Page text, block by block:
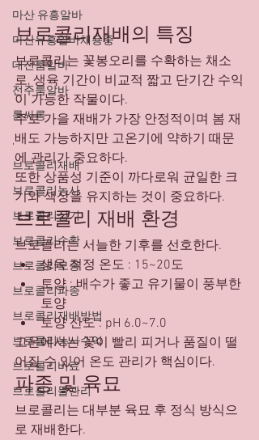
마산 유흥알바
마산유흥알바채용중
대전룸알바
전주룸알바
룸싸롱
,
브로콜리재배
브로콜리농사
브로콜리심기
브로콜리수확
브로콜리모종
브로콜리파종
브로콜리재배방법
브로콜리농사수익
브로콜리비료
브로콜리물관리
브로콜리재배의 특징
브로콜리는 꽃봉오리를 수확하는 채소
로, 생육 기간이 비교적 짧고 단기간 수익
이 가능한 작물이다.
주로 가을 재배가 가장 안정적이며 봄 재
배도 가능하지만 고온기에 약하기 때문
에 관리가 중요하다.
또한 상품성 기준이 까다로워 균일한 크
기와 색상을 유지하는 것이 중요하다.
브로콜리 재배 환경
브로콜리는 서늘한 기후를 선호한다.
생육 적정 온도 : 15~20도
토양 : 배수가 좋고 유기물이 풍부한
토양
토양 산도 : pH 6.0~7.0
고온에서는 꽃이 빨리 피거나 품질이 떨
어질 수 있어 온도 관리가 핵심이다.
파종 및 육묘
브로콜리는 대부분 육묘 후 정식 방식으
로 재배한다.